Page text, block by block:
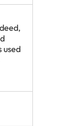
used